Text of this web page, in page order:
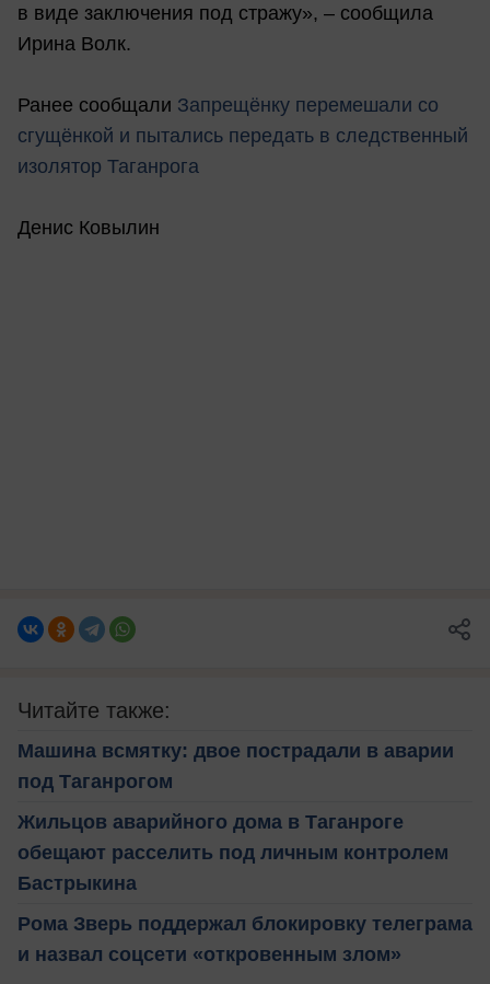
в виде заключения под стражу», – сообщила
Ирина Волк.
Ранее сообщали Запрещёнку перемешали со
сгущёнкой и пытались передать в следственный
изолятор Таганрога
Денис Ковылин
Читайте также:
Машина всмятку: двое пострадали в аварии
под Таганрогом
Жильцов аварийного дома в Таганроге
обещают расселить под личным контролем
Бастрыкина
Рома Зверь поддержал блокировку телеграма
и назвал соцсети «откровенным злом»